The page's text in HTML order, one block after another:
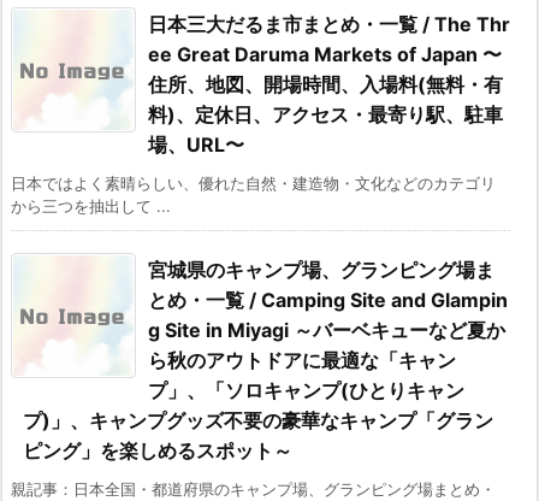
日本三大だるま市まとめ・一覧 / The Thr
ee Great Daruma Markets of Japan 〜
住所、地図、開場時間、入場料(無料・有
料)、定休日、アクセス・最寄り駅、駐車
場、URL〜
日本ではよく素晴らしい、優れた自然・建造物・文化などのカテゴリ
から三つを抽出して ...
宮城県のキャンプ場、グランピング場ま
とめ・一覧 / Camping Site and Glampin
g Site in Miyagi ～バーベキューなど夏か
ら秋のアウトドアに最適な「キャン
プ」、「ソロキャンプ(ひとりキャン
プ)」、キャンプグッズ不要の豪華なキャンプ「グラン
ピング」を楽しめるスポット～
親記事：日本全国・都道府県のキャンプ場、グランピング場まとめ・